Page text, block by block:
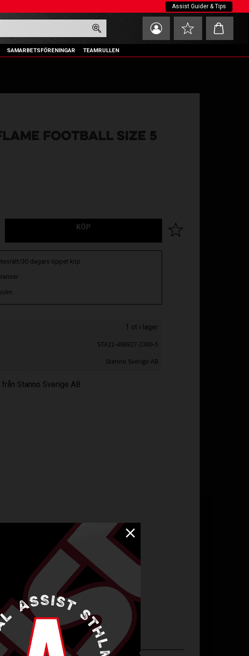
Assist Guider & Tips
Favoriter
Kundvagn
SAMARBETSFÖRENINGAR TEAMRULLEN
FOOTBALL SIZE 5
KÖP Lägg till i favoriter
30 dagars öppet köp
1 st i lager
STA21-486927-2380-5
Stanno Sverige AB
Stanno Sverige AB